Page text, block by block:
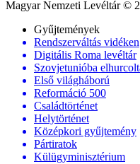
Magyar Nemzeti Levéltár ©
Gyűjtemények
Rendszerváltás vidéken
Digitális Roma levéltár
Szovjetunióba
Első világháború
Reformáció 500
Családtörténet
Helytörténet
Középkori gyűjtemény
Pártiratok
Külügyminisztérium